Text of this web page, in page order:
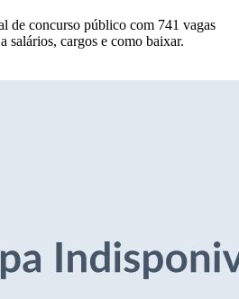
concurso público com 741 vagas
salários, cargos e como baixar.